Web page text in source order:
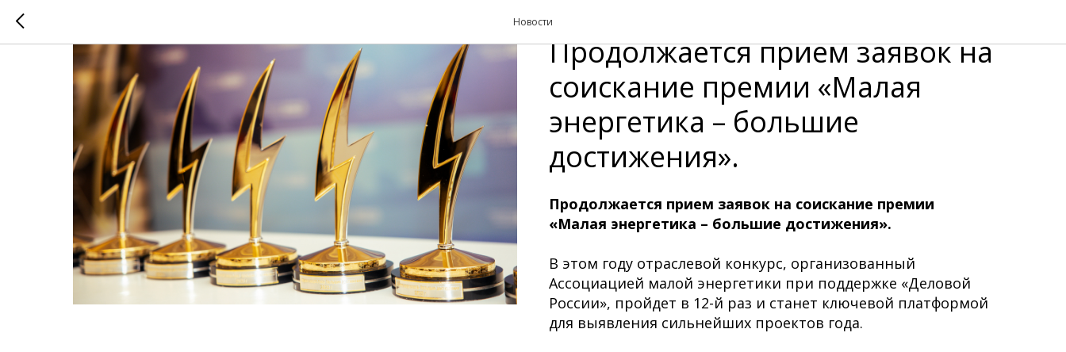
НовостиНовости партнеров выставки:
Продолжается прием заявок на
соискание премии «Малая
энергетика – большие
достижения».
Продолжается прием заявок на соискание премии
«Малая энергетика – большие достижения».
В этом году отраслевой конкурс, организованный
Ассоциацией малой энергетики при поддержке «Деловой
России», пройдет в 12-й раз и станет ключевой платформой
для выявления сильнейших проектов года.